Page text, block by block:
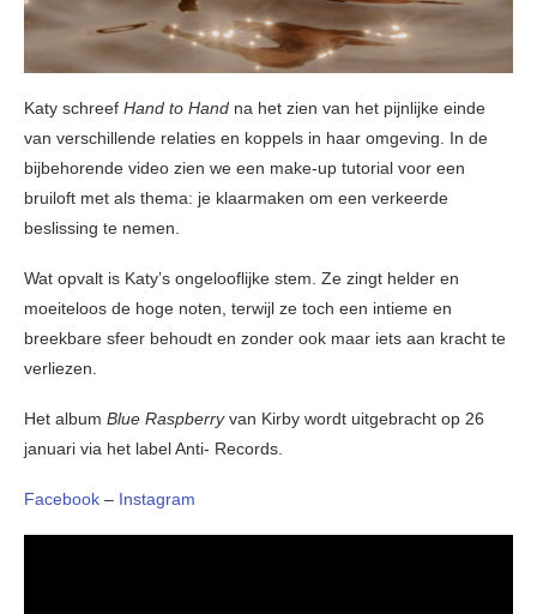
Katy schreef Hand to Hand na het zien van het pijnlijke einde
van verschillende relaties en koppels in haar omgeving. In de
bijbehorende video zien we een make-up tutorial voor een
bruiloft met als thema: je klaarmaken om een verkeerde
beslissing te nemen.
Wat opvalt is Katy’s ongelooflijke stem. Ze zingt helder en
moeiteloos de hoge noten, terwijl ze toch een intieme en
breekbare sfeer behoudt en zonder ook maar iets aan kracht te
verliezen.
Het album Blue Raspberryvan Kirby wordt uitgebracht op 26
januari via het label Anti- Records.
Facebook – Instagram